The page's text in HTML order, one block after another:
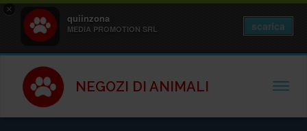
×
quiinzona
MEDIA PROMOTION SRL scarica
NEGOZI DI ANIMALI